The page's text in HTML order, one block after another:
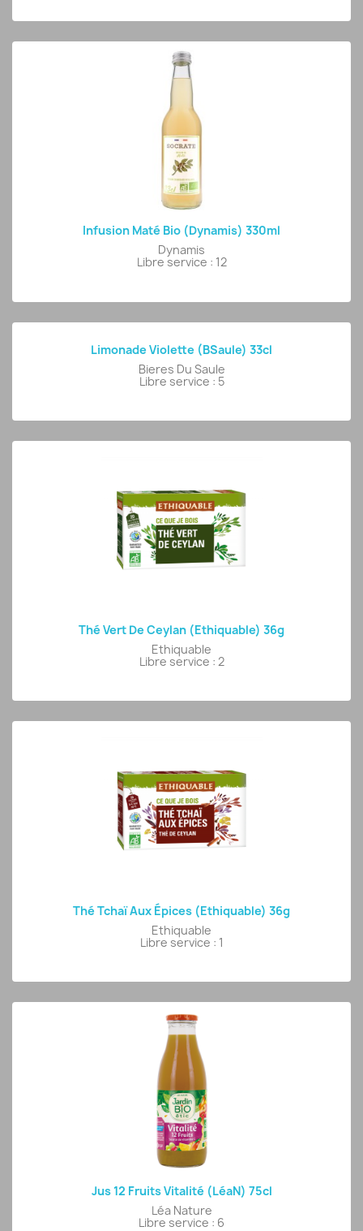
Infusion Maté Bio (Dynamis) 330ml
Dynamis
Libre service : 12
Limonade Violette (BSaule) 33cl
Bieres Du Saule
Libre service : 5
Thé Vert De Ceylan (Ethiquable) 36g
Ethiquable
Libre service : 2
Thé Tchaï Aux Épices (Ethiquable) 36g
Ethiquable
Libre service : 1
Jus 12 Fruits Vitalité (LéaN) 75cl
Léa Nature
Libre service : 6